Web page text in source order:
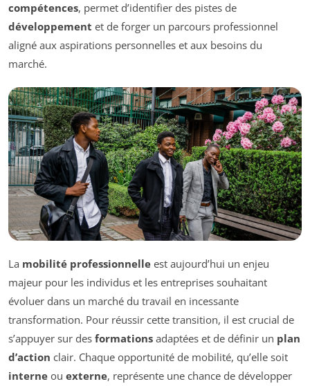
compétences, permet d’identifier des pistes de
développement et de forger un parcours professionnel
aligné aux aspirations personnelles et aux besoins du
marché.
La mobilité professionnelle est aujourd’hui un enjeu
majeur pour les individus et les entreprises souhaitant
évoluer dans un marché du travail en incessante
transformation. Pour réussir cette transition, il est crucial de
s’appuyer sur des formations adaptées et de définir un plan
d’action clair. Chaque opportunité de mobilité, qu’elle soit
interne ou externe, représente une chance de développer